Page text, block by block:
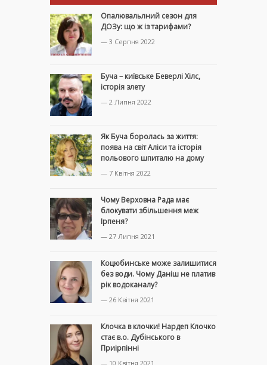
Опалювальлний сезон для
ДОЗу: що ж із тарифами?
— 3 Серпня 2022
Буча – київське Беверлі Хілс,
історія злету
— 2 Липня 2022
Як Буча боролась за життя:
поява на світ Аліси та історія
польового шпиталю на дому
— 7 Квітня 2022
Чому Верховна Рада має
блокувати збільшення меж
Ірпеня?
— 27 Липня 2021
Коцюбинське може залишитися
без води. Чому Даніш не платив
рік водоканалу?
— 26 Квітня 2021
Клочка в клочки! Нардеп Клочко
стає в.о. Дубінського в
Приірпінні
— 10 Квітня 2021